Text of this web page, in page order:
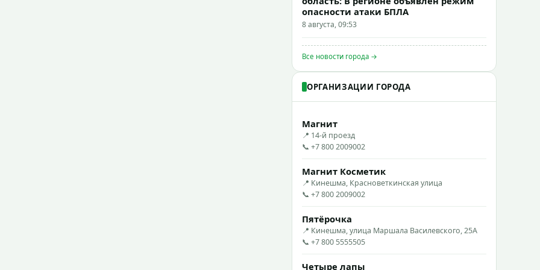
опасности атаки БПЛА
8 августа, 09:53
Все новости города →
ОРГАНИЗАЦИИ ГОРОДА
Магнит
📍 14-й проезд
📞 +7 800 2009002
Магнит Косметик
📍 Кинешма, Красноветкинская улица
📞 +7 800 2009002
Пятёрочка
📍 Кинешма, улица Маршала Василевского, 25А
📞 +7 800 5555505
Четыре лапы